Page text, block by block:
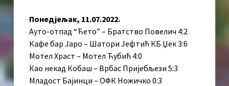
Понедјељак, 11.07.2022.
Ауто-отпад “Ћето” – Братство Повелич 4:2
Кафе бар Јаро – Шатори Јефтић КБ Џек 3:6
Мотел Храст – Мотел Ћубић 4:0
Као некад Кобаш – Врбас Пријебљези 5:3
Младост Бајинци – ОФК Ножичко 0:3